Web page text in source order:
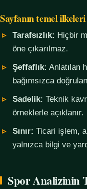
Sayfanın temel ilkeleri
Tarafsızlık: Hiçbir
öne çıkarılmaz.
Şeffaflık: Anlatılan
bağımsızca
Sadelik: Teknik
örneklerle açıklanır.
Sınır: Ticari işlem,
yalnızca bilgi ve
Spor Analizinin